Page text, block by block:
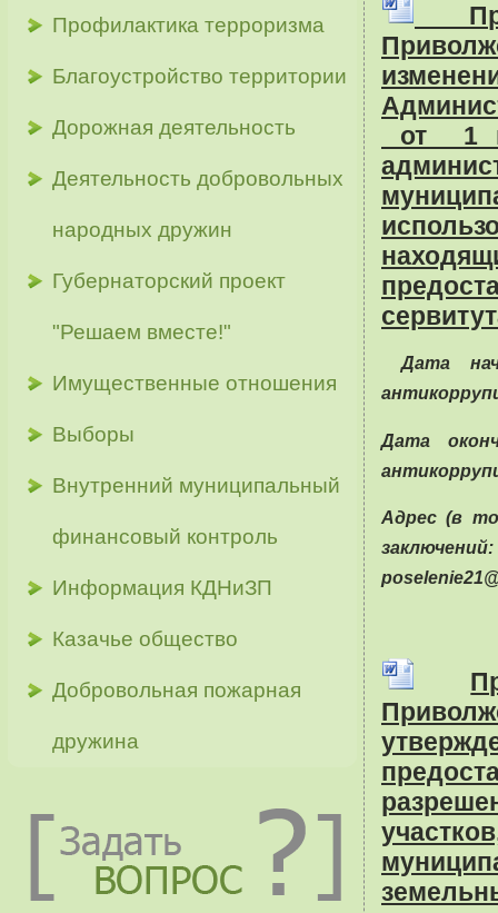
Профилактика терроризма
Благоустройство территории
Дорожная деятельность
Деятельность добровольных
народных дружин
Губернаторский проект
"Решаем вместе!"
Имущественные отношения
Выборы
Внутренний муниципальный
финансовый контроль
Информация КДНиЗП
Казачье общество
Добровольная пожарная
дружина
от 1
Дата
Дата
Адрес (в